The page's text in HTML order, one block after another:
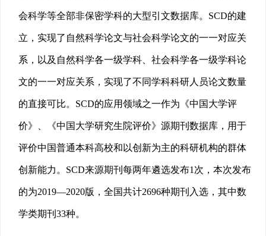
会科学等全部非保密学科的大型引文数据库。SCD的建
立，实现了自然科学论文与社会科学论文的一一对应关
系，以及自然科学各一级学科、社会科学各一级学科论
文的一一对应关系，实现了不同学科科研人员论文数量
的直接可比。SCD的应用领域之一作为《中国大学评
价》、《中国大学研究生院评价》源期刊数据库，用于
评价中国普通本科高校和以创新为主的科研机构的群体
创新能力。SCD来源期刊每两年遴选发布1次，本次发布
的为2019—2020版，全国共计2696种期刊入选，其中数
学类期刊33种。